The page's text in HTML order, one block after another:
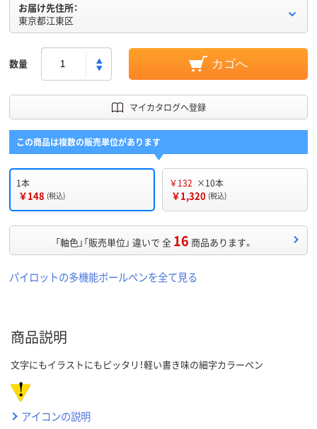
お届け先住所：
東京都江東区
数量 カゴへ
マイカタログへ登録
この商品は複数の販売単位があります
1本
￥148 (税込)
￥132 ×10本
￥1,320 (税込)
「軸色」「販売単位」 違いで 全 16 商品あります。
パイロットの多機能ボールペンを全て見る
商品説明
文字にもイラストにもピッタリ！軽い書き味の細字カラーペン
アイコンの説明